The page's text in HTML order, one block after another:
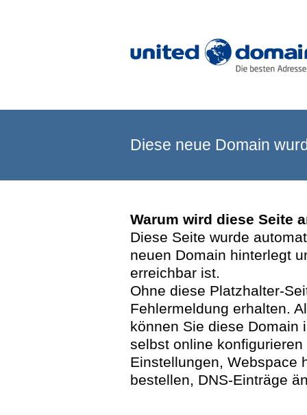
Diese neue Domain
Warum wird diese Seite
Diese Seite wurde
neuen Domain hinterlegt
erreichbar ist.
Ohne diese Platzhalter-
Fehlermeldung erhalten.
können Sie diese Domain
selbst online
Einstellungen, Webspace
bestellen, DNS-Einträge